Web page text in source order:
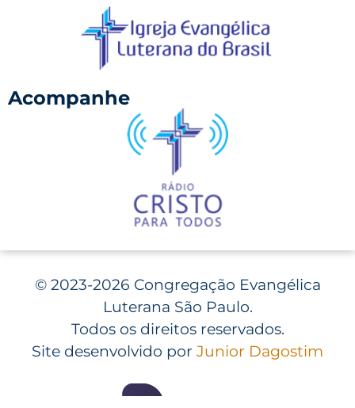
Acompanhe
©2023-2026 Congregação Evangélica
Luterana São Paulo.
Todos os direitos reservados.
Site desenvolvido por Junior Dagostim